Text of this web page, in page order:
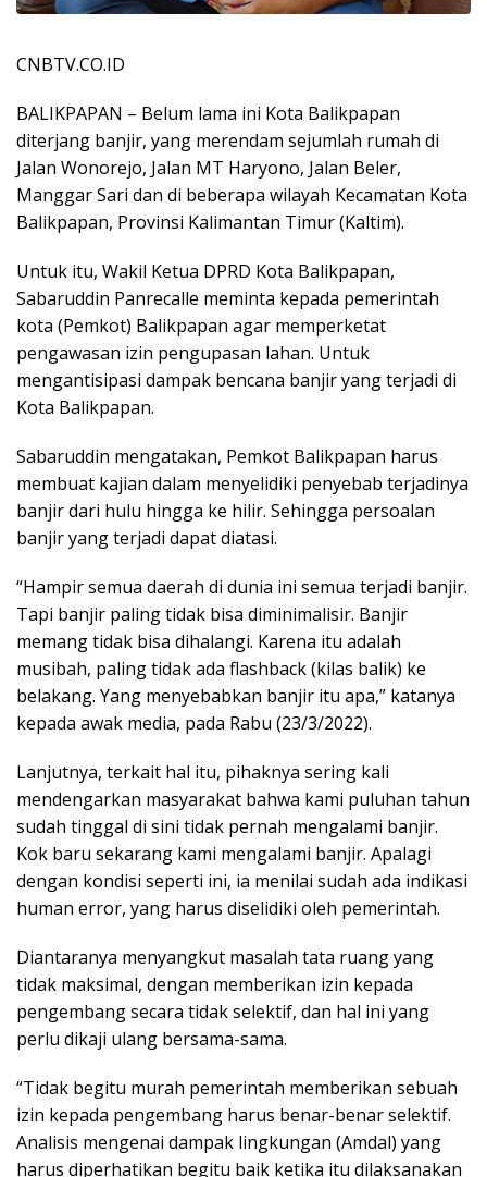
CNBTV.CO.ID
BALIKPAPAN – Belum lama ini Kota Balikpapan
diterjang banjir, yang merendam sejumlah rumah di
Jalan Wonorejo, Jalan MT Haryono, Jalan Beler,
Manggar Sari dan di beberapa wilayah Kecamatan Kota
Balikpapan, Provinsi Kalimantan Timur (Kaltim).
Untuk itu, Wakil Ketua DPRD Kota Balikpapan,
Sabaruddin Panrecalle meminta kepada pemerintah
kota (Pemkot) Balikpapan agar memperketat
pengawasan izin pengupasan lahan. Untuk
mengantisipasi dampak bencana banjir yang terjadi di
Kota Balikpapan.
Sabaruddin mengatakan, Pemkot Balikpapan harus
membuat kajian dalam menyelidiki penyebab terjadinya
banjir dari hulu hingga ke hilir. Sehingga persoalan
banjir yang terjadi dapat diatasi.
“Hampir semua daerah di dunia ini semua terjadi banjir.
Tapi banjir paling tidak bisa diminimalisir. Banjir
memang tidak bisa dihalangi. Karena itu adalah
musibah, paling tidak ada flashback (kilas balik) ke
belakang. Yang menyebabkan banjir itu apa,” katanya
kepada awak media, pada Rabu (23/3/2022).
Lanjutnya, terkait hal itu, pihaknya sering kali
mendengarkan masyarakat bahwa kami puluhan tahun
sudah tinggal di sini tidak pernah mengalami banjir.
Kok baru sekarang kami mengalami banjir. Apalagi
dengan kondisi seperti ini, ia menilai sudah ada indikasi
human error, yang harus diselidiki oleh pemerintah.
Diantaranya menyangkut masalah tata ruang yang
tidak maksimal, dengan memberikan izin kepada
pengembang secara tidak selektif, dan hal ini yang
perlu dikaji ulang bersama-sama.
“Tidak begitu murah pemerintah memberikan sebuah
izin kepada pengembang harus benar-benar selektif.
Analisis mengenai dampak lingkungan (Amdal) yang
harus diperhatikan begitu baik ketika itu dilaksanakan